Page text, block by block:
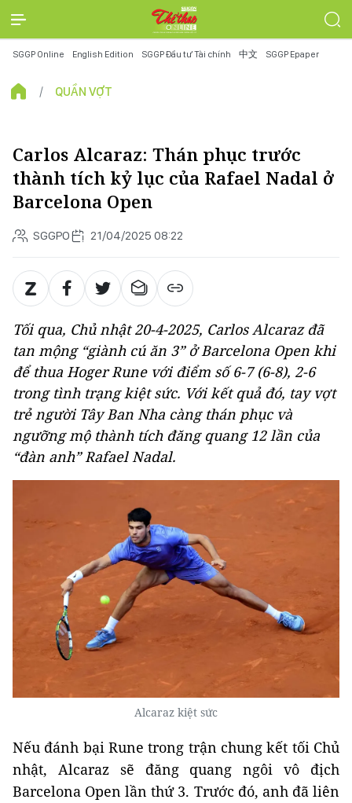
SGGP Online English Edition SGGP Đầu tư Tài chính 中文 SGGP Epaper
QUẦN VỢT
Carlos Alcaraz: Thán phục trước
thành tích kỷ lục của Rafael Nadal ở
Barcelona Open
SGGPO 21/04/2025 08:22
Tối qua, Chủ nhật 20-4-2025, Carlos Alcaraz đã
tan mộng “giành cú ăn 3” ở Barcelona Open khi
để thua Hoger Rune với điểm số 6-7 (6-8), 2-6
trong tình trạng kiệt sức. Với kết quả đó, tay vợt
trẻ người Tây Ban Nha càng thán phục và
ngưỡng mộ thành tích đăng quang 12 lần của
“đàn anh” Rafael Nadal.
Alcaraz kiệt sức
Nếu đánh bại Rune trong trận chung kết tối Chủ
nhật, Alcaraz sẽ đăng quang ngôi vô địch
Barcelona Open lần thứ 3. Trước đó, anh đã liên